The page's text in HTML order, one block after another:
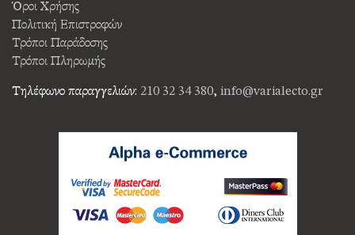
Όροι Χρήσης
Πολιτική Επιστροφών
Τρόποι Παράδοσης
Τρόποι Πληρωμής
Τηλέφωνο παραγγελιών: 210 32 34 380, info@varialecto.gr